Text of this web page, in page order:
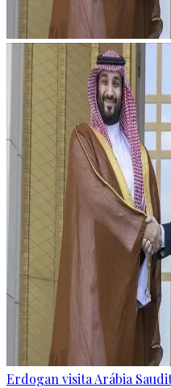
Erdogan visita Arábia